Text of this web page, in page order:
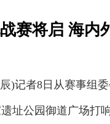
赛将启 海内
者8日从赛事组委
址公园御道广场打